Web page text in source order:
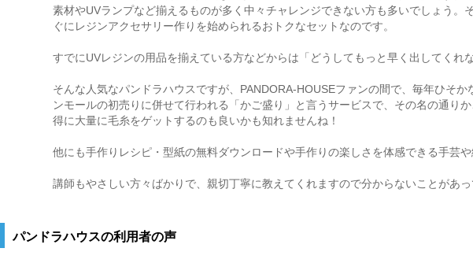
素材やUVランプなど揃えるものが多く中々チャレンジできない方も多いでしょう
ぐにレジンアクセサリー作りを始められるおトクなセットなのです。
すでにUVレジンの用品を揃えている方などからは「どうしてもっと早く出してくれ
そんな人気なパンドラハウスですが、PANDORA-HOUSEファンの間で、毎年ひそ
ンモールの初売りに併せて行われる「かご盛り」と言うサービスで、その名の通り
得に大量に毛糸をゲットするのも良いかも知れませんね！
他にも手作りレシピ・型紙の無料ダウンロードや手作りの楽しさを体感できる手芸
講師もやさしい方々ばかりで、親切丁寧に教えてくれますので分からないことがあ
パンドラハウスの利用者の声